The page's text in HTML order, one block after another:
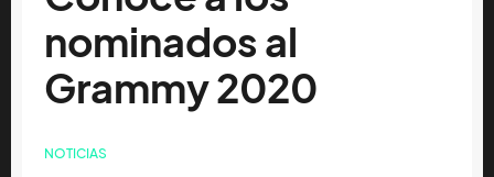
nominados al
Grammy 2020
NOTICIAS